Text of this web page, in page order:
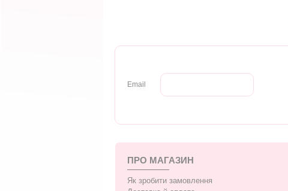
Email
ПРО МАГАЗИН
Як зробити замовлення